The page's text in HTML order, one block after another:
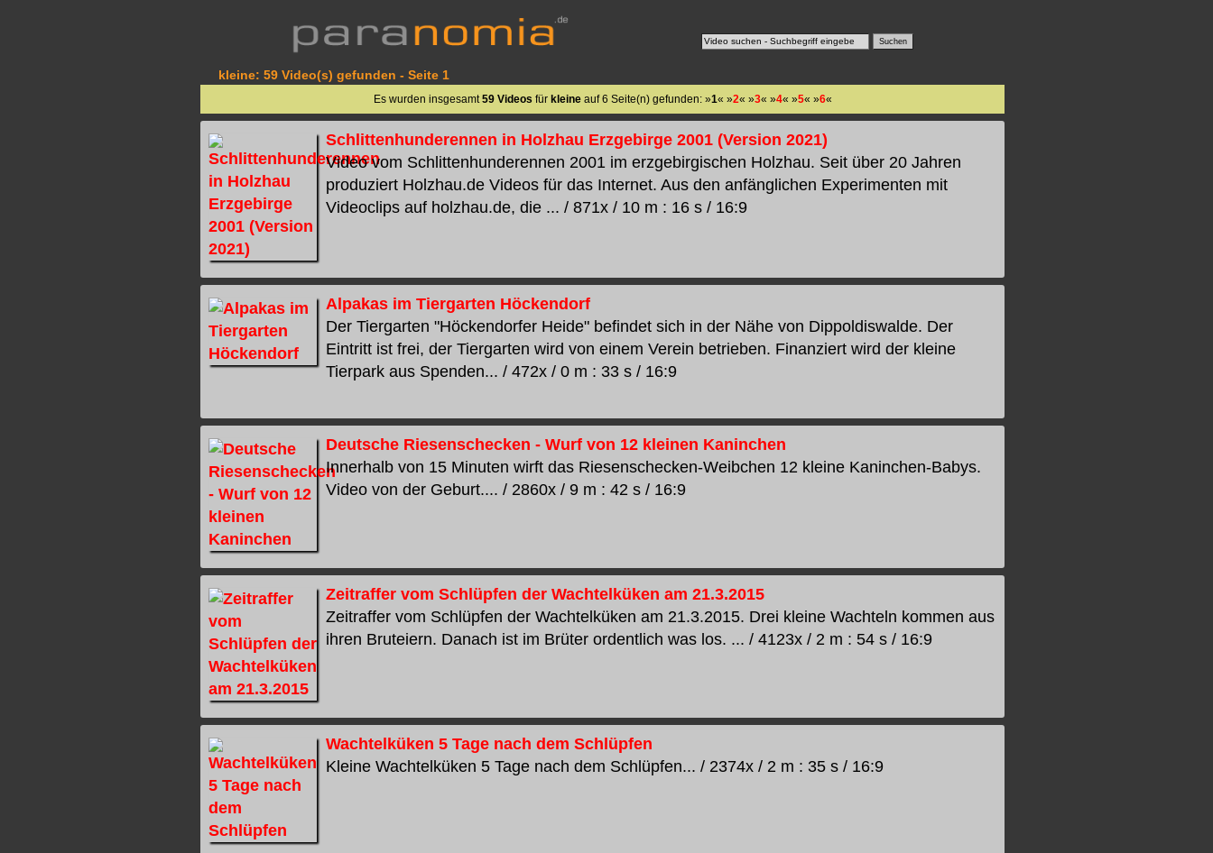
kleine: 59 Video(s) gefunden - Seite 1
Es wurden insgesamt59 Videos für kleineauf 6 Seite(n) gefunden: »1« »2« »3« »4« »5« »6«
Schlittenhunderennen in Holzhau Erzgebirge 2001 (Version 2021)
Video vom Schlittenhunderennen 2001 im erzgebirgischen Holzhau. Seit über 20 Jahren
produziert Holzhau.de Videos für das Internet. Aus den anfänglichen Experimenten mit
Videoclips auf holzhau.de, die ... / 871x / 10 m : 16 s / 16:9
Alpakas im Tiergarten Höckendorf
Der Tiergarten "Höckendorfer Heide" befindet sich in der Nähe von Dippoldiswalde. Der
Eintritt ist frei, der Tiergarten wird von einem Verein betrieben. Finanziert wird der kleine
Tierpark aus Spenden... / 472x / 0 m : 33 s / 16:9
Deutsche Riesenschecken - Wurf von 12 kleinen Kaninchen
Innerhalb von 15 Minuten wirft das Riesenschecken-Weibchen 12 kleine Kaninchen-Babys.
Video von der Geburt.... / 2860x / 9 m : 42 s / 16:9
Zeitraffer vom Schlüpfen der Wachtelküken am 21.3.2015
Zeitraffer vom Schlüpfen der Wachtelküken am 21.3.2015. Drei kleine Wachteln kommen aus
ihren Bruteiern. Danach ist im Brüter ordentlich was los. ... / 4123x / 2 m : 54 s / 16:9
Wachtelküken 5 Tage nach dem Schlüpfen
Kleine Wachtelküken 5 Tage nach dem Schlüpfen... / 2374x / 2 m : 35 s / 16:9